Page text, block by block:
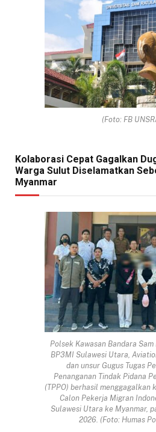
(Foto: FB
Kolaborasi Cepat Gagalkan
Warga Sulut Diselamatkan
Myanmar
Polsek Kawasan Bandara
BP3MI Sulawesi Utara,
dan unsur Gugus Tugas
Penanganan Tindak Pidana
(TPPO) berhasil menggagalkan
Calon Pekerja Migran
Sulawesi Utara ke Myanmar,
2026. (Foto: Humas